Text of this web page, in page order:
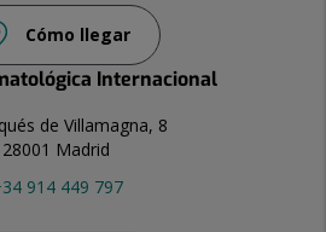
Cómo llegar
Internacional
de Villamagna, 8
28001 Madrid
914 449 797